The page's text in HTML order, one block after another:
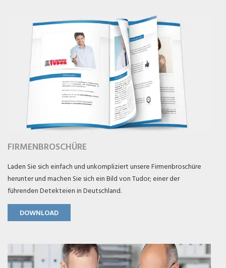
FIRMENBROSCHÜRE
Laden Sie sich einfach und unkompliziert unsere Firmenbroschüre
herunter und machen Sie sich ein Bild von Tudor; einer der
führenden Detekteien in Deutschland.
DOWNLOAD